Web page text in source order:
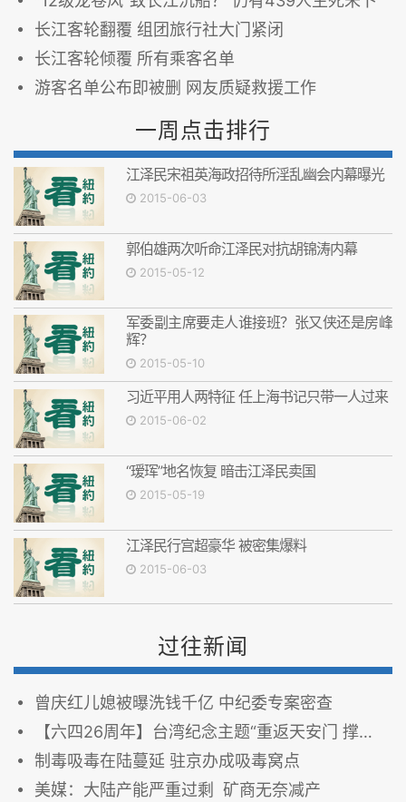
长江客轮翻覆 组团旅行社大门紧闭
长江客轮倾覆 所有乘客名单
游客名单公布即被删 网友质疑救援工作
一周点击排行
江泽民宋祖英海政招待所淫乱幽会内幕曝光
2015-06-03
郭伯雄两次听命江泽民对抗胡锦涛内幕
2015-05-12
军委副主席要走人谁接班？张又侠还是房峰
辉？
2015-05-10
习近平用人两特征 任上海书记只带一人过来
2015-06-02
“瑷珲”地名恢复 暗击江泽民卖国
2015-05-19
江泽民行宫超豪华 被密集爆料
2015-06-03
过往新闻
曾庆红儿媳被曝洗钱千亿 中纪委专案密查
【六四26周年】台湾纪念主题“重返天安门 撑伞悼六四”
制毒吸毒在陆蔓延 驻京办成吸毒窝点
美媒：大陆产能严重过剩 矿商无奈减产